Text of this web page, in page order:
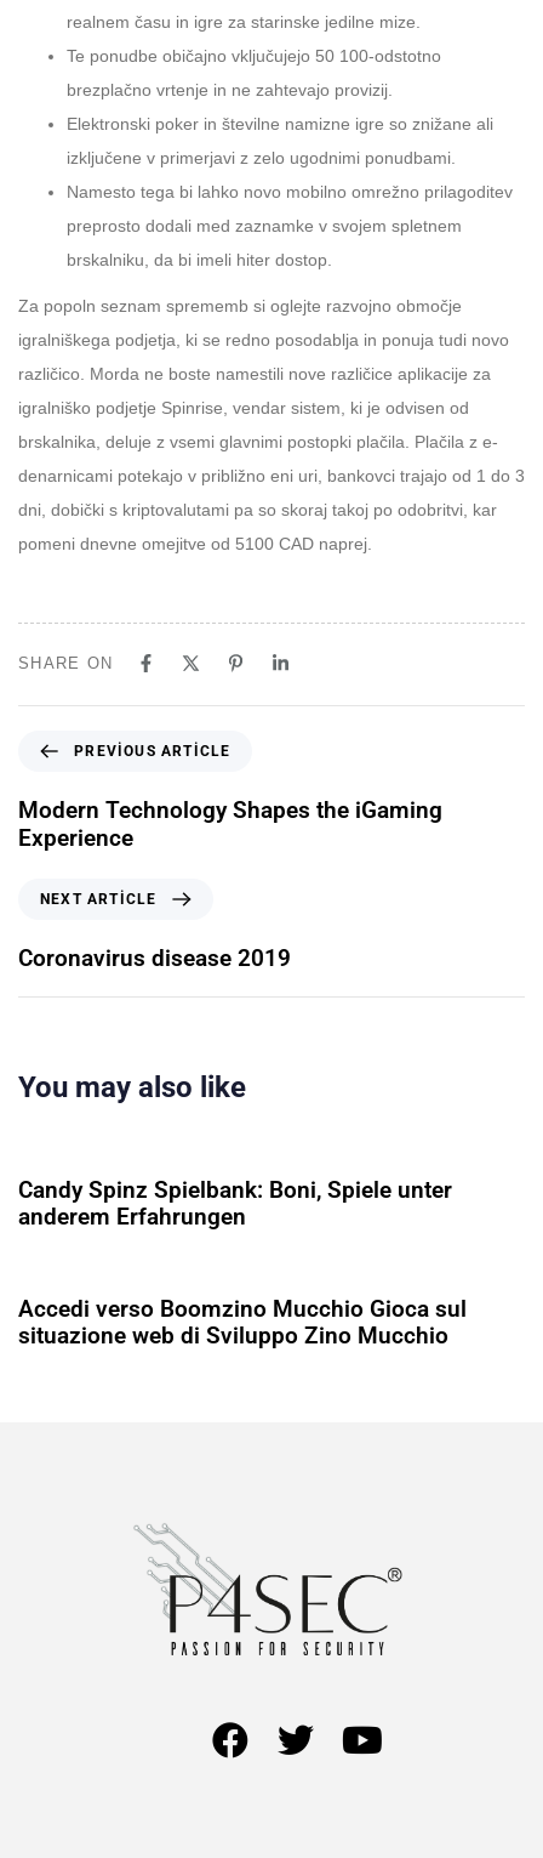
realnem času in igre za starinske jedilne mize.
Te ponudbe običajno vključujejo 50 100-odstotno
brezplačno vrtenje in ne zahtevajo provizij.
Elektronski poker in številne namizne igre so znižane ali
izključene v primerjavi z zelo ugodnimi ponudbami.
Namesto tega bi lahko novo mobilno omrežno prilagoditev
preprosto dodali med zaznamke v svojem spletnem
brskalniku, da bi imeli hiter dostop.
Za popoln seznam sprememb si oglejte razvojno območje
igralniškega podjetja, ki se redno posodablja in ponuja tudi novo
različico. Morda ne boste namestili nove različice aplikacije za
igralniško podjetje Spinrise, vendar sistem, ki je odvisen od
brskalnika, deluje z vsemi glavnimi postopki plačila. Plačila z e-
denarnicami potekajo v približno eni uri, bankovci trajajo od 1 do 3
dni, dobički s kriptovalutami pa so skoraj takoj po odobritvi, kar
pomeni dnevne omejitve od 5100 CAD naprej.
SHARE ON
PREVIOUS ARTICLE
Modern Technology Shapes the iGaming
Experience
NEXT ARTICLE
Coronavirus disease 2019
You may also like
Candy Spinz Spielbank: Boni, Spiele unter
anderem Erfahrungen
Accedi verso Boomzino Mucchio Gioca sul
situazione web di Sviluppo Zino Mucchio